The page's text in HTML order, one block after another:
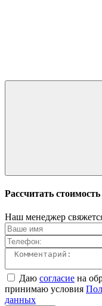
Рассчитать стоимость
Наш менеджер
Даю согласие на
принимаю условия
данных